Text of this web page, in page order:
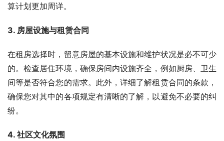
算计划更加周详。
3. 房屋设施与租赁合同
在租房选择时，留意房屋的基本设施和维护状况是必不可少
的。检查居住环境，确保房间内设施齐全，例如厨房、卫生
间等是否符合您的需求。此外，详细了解租赁合同的条款，
确保您对其中的各项规定有清晰的了解，以避免不必要的纠
纷。
4. 社区文化氛围